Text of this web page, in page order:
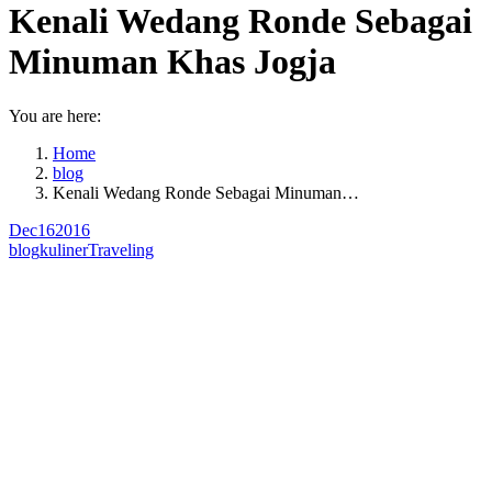
Kenali Wedang Ronde Sebagai
Minuman Khas Jogja
You are here:
Home
blog
Kenali Wedang Ronde Sebagai Minuman…
Dec162016
blogkulinerTraveling